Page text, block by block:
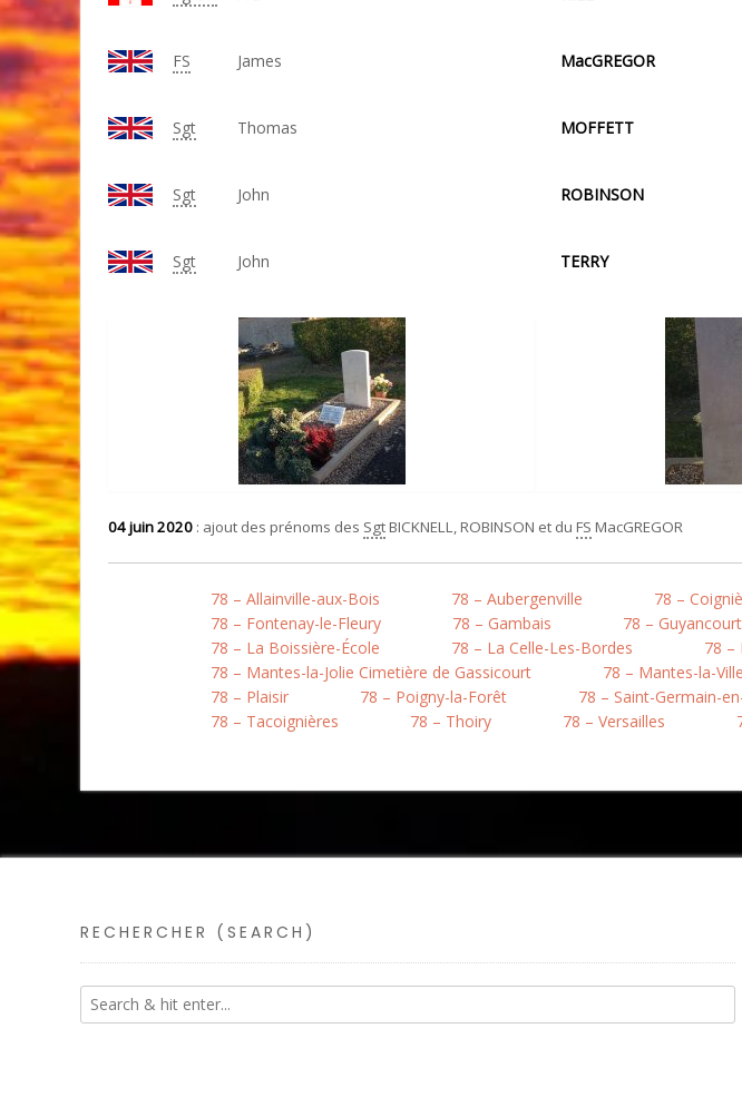
FS James MacGREGOR
Sgt Thomas MOFFETT
Sgt John ROBINSON
Sgt John TERRY
04 juin 2020 : ajout des prénoms des SgtBICKNELL, ROBINSON et du FS MacGREGOR
78 – Allainville-aux-Bois 78 – Aubergenville 78 –
78 – Fontenay-le-Fleury
78 – Gambais 78 – Guyancourt
78 – La Boissière-École
78 – La Celle-Les-Bordes 78 –
78 – Mantes-la-Jolie Cimetière de Gassicourt
78 – Mantes-la-Ville
78 – Plaisir
78 – Poigny-la-Forêt 78 – Saint-Germain-
78 – Tacoignières
78 – Thoiry 78 – Versailles
RECHERCHER (SEARCH)